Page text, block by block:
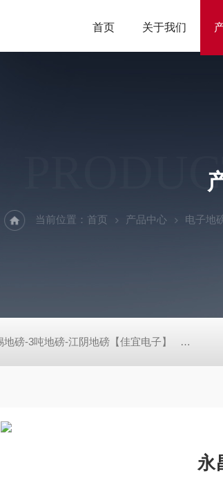
首页 关于我们
当前位置： 首页 产品中心 电子地
地磅-3吨地磅-江阴地磅【佳宜电子】 80吨地
永